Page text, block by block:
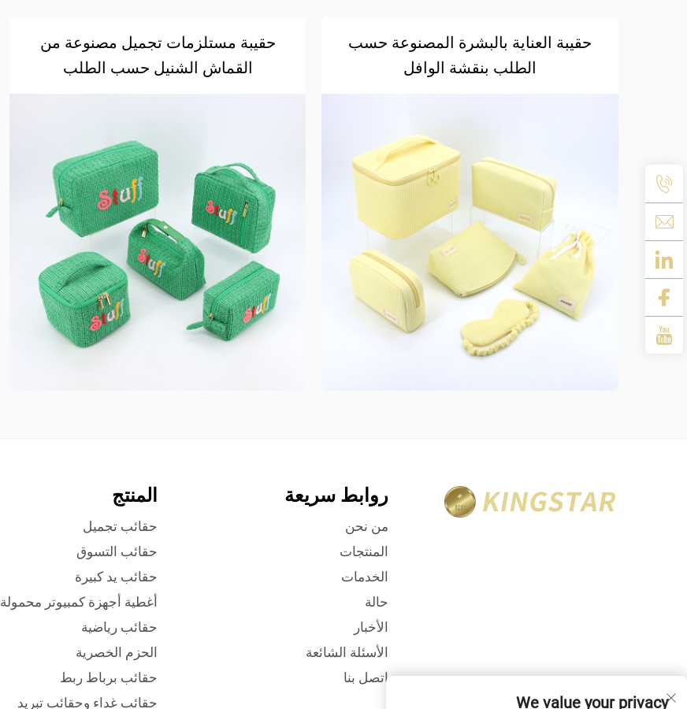
حقيبة العناية بالبشرة المصنوعة حسب
الطلب بنقشة الوافل
حقيبة مستلزمات تجميل مصنوعة من
القماش الشنيل حسب الطلب
روابط سريعة
من نحن
المنتجات
الخدمات
حالة
الأخبار
الأسئلة الشائعة
اتصل بنا
المنتج
حقائب تجميل
حقائب التسوق
حقائب يد كبيرة
أغطية أجهزة كمبيوتر محمولة
حقائب رياضية
الحزم الخصرية
حقائب برباط ربط
حقائب غداء وحقائب تبريد
We value your privacy